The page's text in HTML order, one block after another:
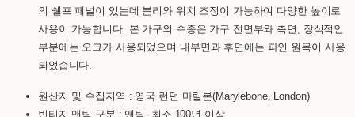
의 쉘프 패널이 있는데 분리와 위치 조정이 가능하여 다양한 높이로
사용이 가능합니다. 본 가구의 수종은 가구 전면부와 측면, 장식적인
부분에는 오크가 사용되었으며 내부면과 후면에는 파인 원목이 사용
되었습니다.
원산지 및 수집지역 : 영국 런던 마릴본(Marylebone, London)
빈티지-앤틱 구분 : 앤틱, 최소 100년 이상